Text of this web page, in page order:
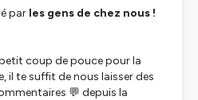
par les gens de chez nous !
coup de pouce pour la
il te suffit de nous laisser des
💬 depuis la